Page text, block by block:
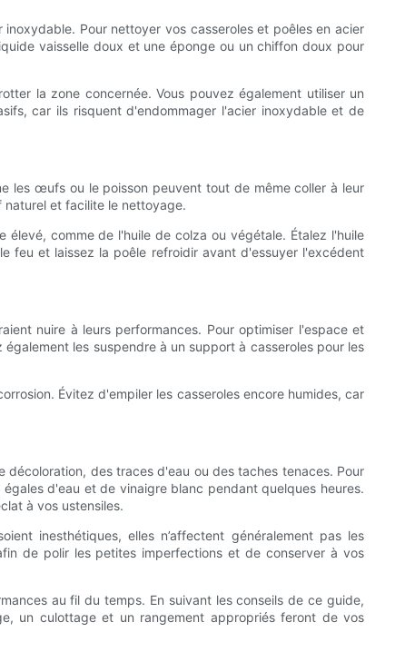
Pour nettoyer vos casseroles et poêles en acier
vaisselle doux et une éponge ou un chiffon doux pour
la zone concernée. Vous pouvez également utiliser un
car ils risquent d'endommager l'acier inoxydable et de
les œufs ou le poisson peuvent tout de même coller à leur
et facilite le nettoyage.
comme de l'huile de colza ou végétale. Étalez l'huile
feu et laissez la poêle refroidir avant d'essuyer l'excédent
nuire à leurs performances. Pour optimiser l'espace et
les suspendre à un support à casseroles pour les
Évitez d'empiler les casseroles encore humides, car
des traces d'eau ou des taches tenaces. Pour
d'eau et de vinaigre blanc pendant quelques heures.
à vos ustensiles.
inesthétiques, elles n’affectent généralement pas les
de polir les petites imperfections et de conserver à vos
au fil du temps. En suivant les conseils de ce guide,
un culottage et un rangement appropriés feront de vos